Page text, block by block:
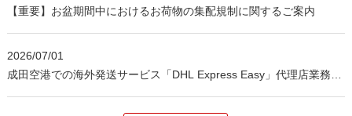
【重要】お盆期間中におけるお荷物の集配規制に関するご案内
2026/07/01
成田空港での海外発送サービス「DHL Express Easy」代理店業務の
開始について